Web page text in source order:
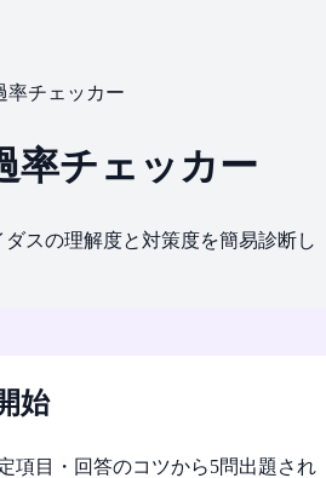
率チェッカー
率チェッカー
スの理解度と対策度を簡易診断し
始
項目・回答のコツから5問出題され